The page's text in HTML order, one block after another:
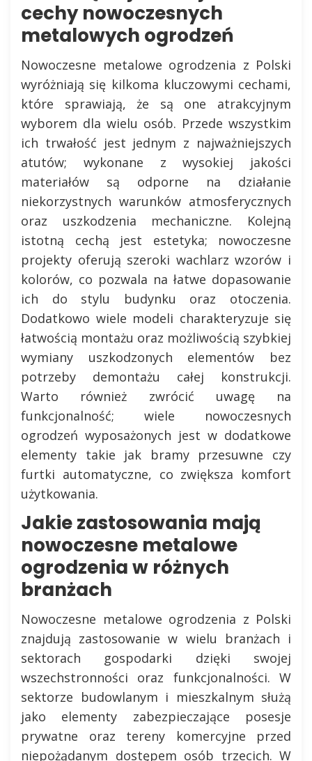
cechy nowoczesnych
metalowych ogrodzeń
Nowoczesne metalowe ogrodzenia z Polski
wyróżniają się kilkoma kluczowymi cechami,
które sprawiają, że są one atrakcyjnym
wyborem dla wielu osób. Przede wszystkim
ich trwałość jest jednym z najważniejszych
atutów; wykonane z wysokiej jakości
materiałów są odporne na działanie
niekorzystnych warunków atmosferycznych
oraz uszkodzenia mechaniczne. Kolejną
istotną cechą jest estetyka; nowoczesne
projekty oferują szeroki wachlarz wzorów i
kolorów, co pozwala na łatwe dopasowanie
ich do stylu budynku oraz otoczenia.
Dodatkowo wiele modeli charakteryzuje się
łatwością montażu oraz możliwością szybkiej
wymiany uszkodzonych elementów bez
potrzeby demontażu całej konstrukcji.
Warto również zwrócić uwagę na
funkcjonalność; wiele nowoczesnych
ogrodzeń wyposażonych jest w dodatkowe
elementy takie jak bramy przesuwne czy
furtki automatyczne, co zwiększa komfort
użytkowania.
Jakie zastosowania mają
nowoczesne metalowe
ogrodzenia w różnych
branżach
Nowoczesne metalowe ogrodzenia z Polski
znajdują zastosowanie w wielu branżach i
sektorach gospodarki dzięki swojej
wszechstronności oraz funkcjonalności. W
sektorze budowlanym i mieszkalnym służą
jako elementy zabezpieczające posesje
prywatne oraz tereny komercyjne przed
niepożądanym dostępem osób trzecich. W